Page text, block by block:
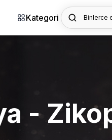
Kategori Binlerce
-